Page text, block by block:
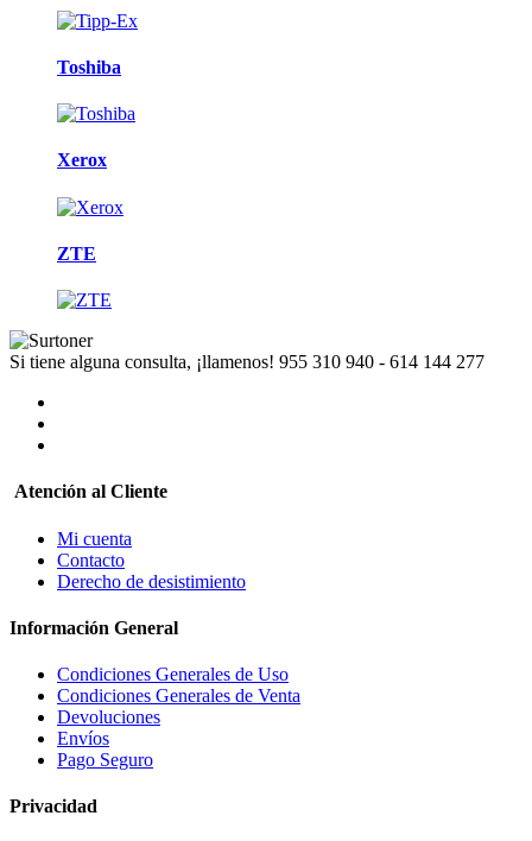
Toshiba
Xerox
ZTE
Si tiene alguna consulta, ¡llamenos! 955 310 940 - 614 144 277
Atención al Cliente
Mi cuenta
Contacto
Derecho de desistimiento
Información General
Condiciones Generales de Uso
Condiciones Generales de Venta
Devoluciones
Envíos
Pago Seguro
Privacidad